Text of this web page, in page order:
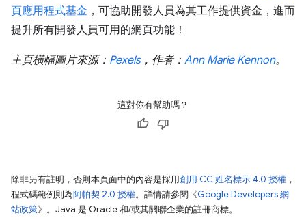
頁應用程式基金 ，可協助開發人員為其工作提供資金，進而
提升所有開發人員可用的網頁功能！
主頁橫幅圖片來源： Pexels，作者： Ann Marie Kennon。
這對你有幫助嗎？
除非另有註明，否則本頁面中的內容是採用創用 CC 姓名標示 4.0 授權 ，
程式碼範例則為阿帕契 2.0 授權。詳情請參閱《Google Developers 網
站政策》。Java 是 Oracle 和/或其關聯企業的註冊商標。